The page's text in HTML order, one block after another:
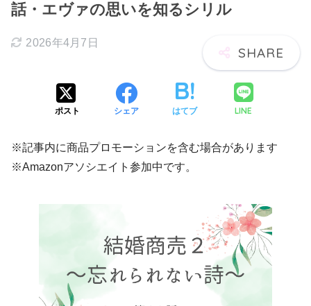
話・エヴァの思いを知るシリル
2026年4月7日
ポスト シェア はてブ LINE
※記事内に商品プロモーションを含む場合があります
※Amazonアソシエイト参加中です。